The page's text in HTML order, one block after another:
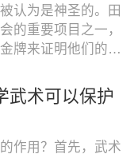
认为是神圣的。田
的重要项目之一，
牌来证明他们的实
武术可以保护
作用？首先，武术